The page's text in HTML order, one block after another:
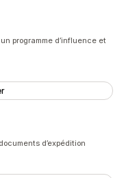
programme d’influence et
d’expédition